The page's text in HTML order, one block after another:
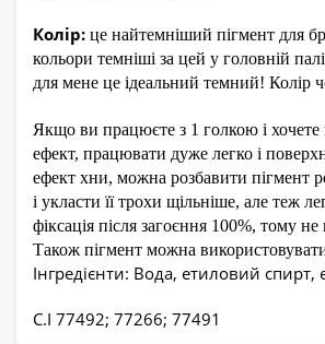
Колір: це найтемніший пігмент для
кольори темніші за цей у головній
для мене це ідеальний темний! Колір
Якщо ви працюєте з 1 голкою і
ефект, працювати дуже легко і
ефект хни, можна розбавити пігмент
і укласти її трохи щільніше, але теж
фіксація після загоєння 100%, тому не
Також пігмент можна
Інгредієнти: Вода, етиловий спирт,
C.I 77492; 77266; 77491